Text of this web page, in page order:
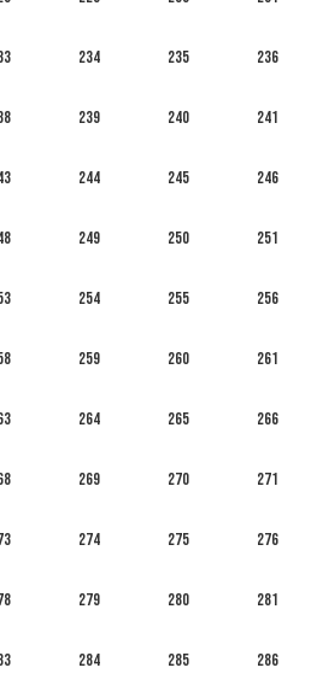
234 235 236
239 240 241
244 245 246
249 250 251
254 255 256
259 260 261
264 265 266
269 270 271
274 275 276
279 280 281
284 285 286